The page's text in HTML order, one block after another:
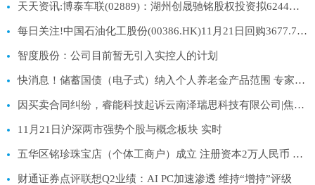
天天资讯:博泰车联(02889)：湖州创晟驰铭股权投资拟6244万元出售阿维塔科技(重庆)0.24%股权
每日关注!中国石油化工股份(00386.HK)11月21日回购3677.77万港元 年内累计回购14.17亿港元
智度股份：公司目前暂无引入实控人的计划
快消息！储蓄国债（电子式）纳入个人养老金产品范围 专家解读
因买卖合同纠纷，睿能科技起诉云南泽瑞思科技有限公司|焦点要闻
11月21日沪深两市强势个股与概念板块 实时
五华区铭珍珠宝店（个体工商户）成立 注册资本2万人民币 聚看点
财通证券点评联想Q2业绩：AI PC加速渗透 维持“增持”评级